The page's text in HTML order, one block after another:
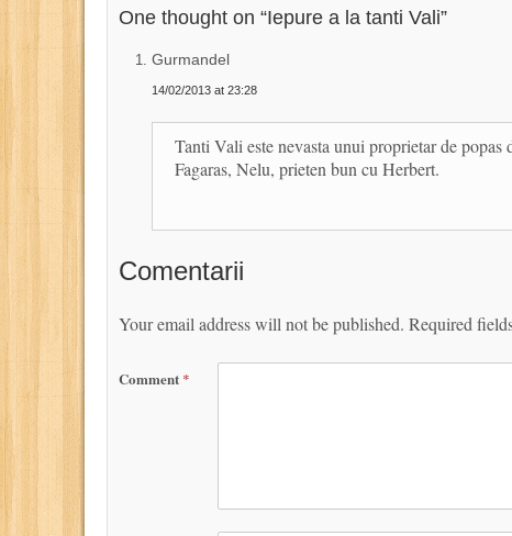
One thought on “Iepure a la tanti Vali”
Gurmandel
14/02/2013 at 23:28
Tanti Vali este nevasta unui proprietar de
Fagaras, Nelu, prieten bun cu Herbert.
Comentarii
Your email address will not be published. Required
Comment *